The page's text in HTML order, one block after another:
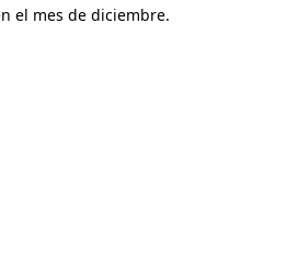
el mes de diciembre.